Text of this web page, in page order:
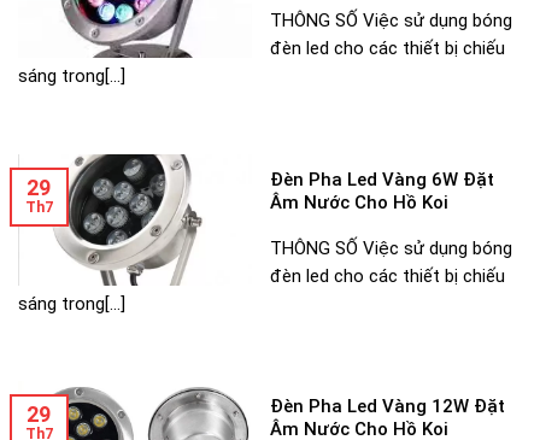
THÔNG SỐ Việc sử dụng bóng
đèn led cho các thiết bị chiếu
sáng trong[...]
Đèn Pha Led Vàng 6W Đặt
Âm Nước Cho Hồ Koi
THÔNG SỐ Việc sử dụng bóng
đèn led cho các thiết bị chiếu
sáng trong[...]
29
Th7
Đèn Pha Led Vàng 12W Đặt
Âm Nước Cho Hồ Koi
29
Th7